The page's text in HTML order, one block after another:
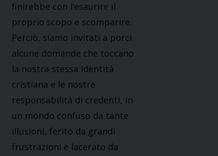
finirebbe con l’esaurire il
proprio scopo e scomparire.
Perciò, siamo invitati a porci
alcune domande che toccano
la nostra stessa identità
cristiana e le nostre
responsabilità di credenti, in
un mondo confuso da tante
illusioni, ferito da grandi
frustrazioni e lacerato da